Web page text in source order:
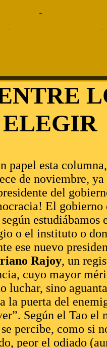
ELEGIR
papel esta
de noviembre, ya
del
El gobierno
estudiábamos
o el instituto o
ese nuevo
Rajoy, un
cuyo mayor
luchar, sino
la puerta del
Según el Tao el
percibe, como si
peor el odiado